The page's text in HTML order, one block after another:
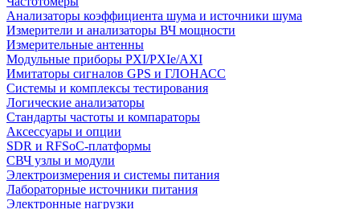
Анализаторы коэффициента шума и источники шума
Измерители и анализаторы ВЧ мощности
Измерительные антенны
Модульные приборы PXI/PXIe/AXI
Имитаторы сигналов GPS и ГЛОНАСС
Системы и комплексы тестирования
Логические анализаторы
Стандарты частоты и компараторы
Аксессуары и опции
SDR и RFSoC‑платформы
СВЧ узлы и модули
Электроизмерения и системы питания
Лабораторные источники питания
Электронные нагрузки